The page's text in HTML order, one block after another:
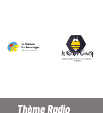
Thème Radio